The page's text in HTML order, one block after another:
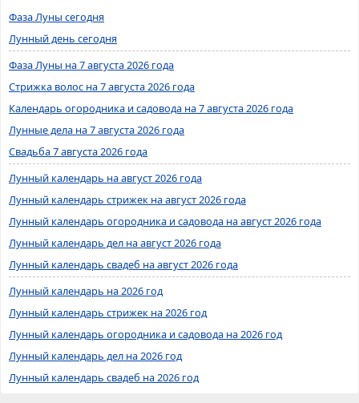
Фаза Луны сегодня
Лунный день сегодня
Фаза Луны на 7 августа 2026 года
Стрижка волос на 7 августа 2026 года
Календарь огородника и садовода на 7 августа 2026 года
Лунные дела на 7 августа 2026 года
Свадьба 7 августа 2026 года
Лунный календарь на август 2026 года
Лунный календарь стрижек на август 2026 года
Лунный календарь огородника и садовода на август 2026 года
Лунный календарь дел на август 2026 года
Лунный календарь свадеб на август 2026 года
Лунный календарь на 2026 год
Лунный календарь стрижек на 2026 год
Лунный календарь огородника и садовода на 2026 год
Лунный календарь дел на 2026 год
Лунный календарь свадеб на 2026 год